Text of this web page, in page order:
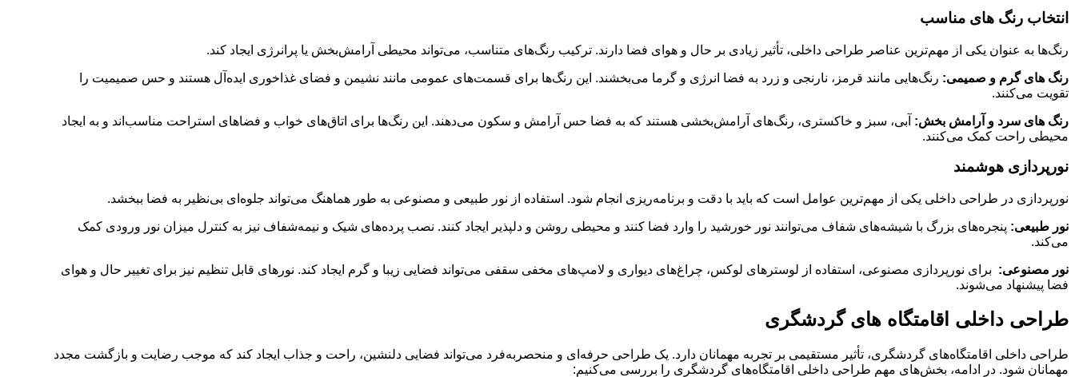
انتخاب رنگ‌ های مناسب
رنگ‌ها به عنوان یکی از مهم‌ترین عناصر طراحی داخلی، تأثیر زیادی بر حال و هوای فضا دارند. ترکیب رنگ‌های متناسب، می‌تواند محیطی آرامش‌بخش یا پرانرژی ایجاد کند.
رنگ‌ های گرم و صمیمی: رنگ‌هایی مانند قرمز، نارنجی و زرد به فضا انرژی و گرما می‌بخشند. این رنگ‌ها برای قسمت‌های عمومی مانند نشیمن و فضای غذاخوری ایده‌آل هستند و حس صمیمیت را
تقویت می‌کنند.
رنگ‌ های سرد و آرامش‌ بخش: آبی، سبز و خاکستری، رنگ‌های آرامش‌بخشی هستند که به فضا حس آرامش و سکون می‌دهند. این رنگ‌ها برای اتاق‌های خواب و فضاهای استراحت مناسب‌اند و به ایجاد
محیطی راحت کمک می‌کنند.
نورپردازی هوشمند
نورپردازی در طراحی داخلی یکی از مهم‌ترین عوامل است که باید با دقت و برنامه‌ریزی انجام شود. استفاده از نور طبیعی و مصنوعی به طور هماهنگ می‌تواند جلوه‌ای بی‌نظیر به فضا ببخشد.
نور طبیعی: پنجره‌های بزرگ با شیشه‌های شفاف می‌توانند نور خورشید را وارد فضا کنند و محیطی روشن و دلپذیر ایجاد کنند. نصب پرده‌های شیک و نیمه‌شفاف نیز به کنترل میزان نور ورودی کمک
می‌کند.
نور مصنوعی: برای نورپردازی مصنوعی، استفاده از لوسترهای لوکس، چراغ‌های دیواری و لامپ‌های مخفی سقفی می‌تواند فضایی زیبا و گرم ایجاد کند. نورهای قابل تنظیم نیز برای تغییر حال و هوای
فضا پیشنهاد می‌شوند.
طراحی داخلی اقامتگاه‌ های گردشگری
طراحی داخلی اقامتگاه‌های گردشگری، تأثیر مستقیمی بر تجربه مهمانان دارد. یک طراحی حرفه‌ای و منحصربه‌فرد می‌تواند فضایی دلنشین، راحت و جذاب ایجاد کند که موجب رضایت و بازگشت مجدد
مهمانان شود. در ادامه، بخش‌های مهم طراحی داخلی اقامتگاه‌های گردشگری را بررسی می‌کنیم: